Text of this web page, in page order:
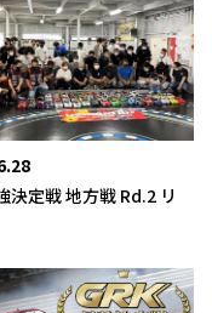
決定戦 地方戦 Rd.2 リ